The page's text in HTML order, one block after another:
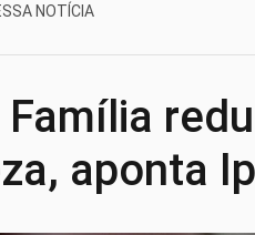
NOTÍCIA
aponta